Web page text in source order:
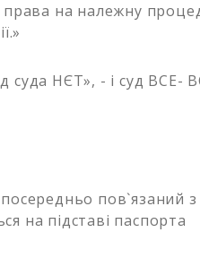
права на належну
суда НЄТ», - і суд ВСЕ-
пов`язаний з
на підставі паспорта